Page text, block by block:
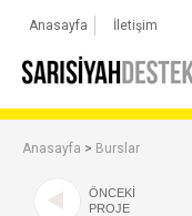
Anasayfa İletişim
Anasayfa > Burslar
ÖNCEKİ
PROJE